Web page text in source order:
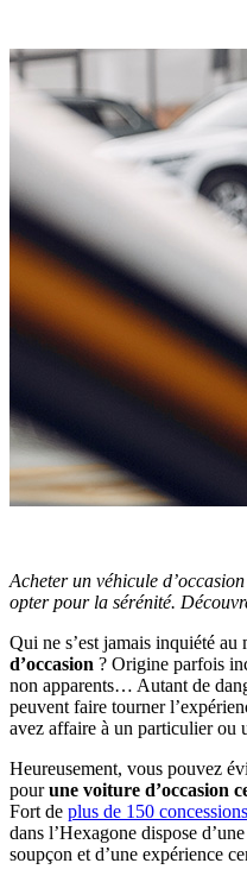
Acheter un véhicule
opter pour la sérénité.
Qui ne s’est jamais inquiété au
d’occasion ? Origine parfois
non apparents… Autant de
peuvent faire tourner
avez affaire à un particulier ou
Heureusement, vous pouvez
pourune voiture d’occasion
Fort de plus de 150 concessions
dans l’Hexagone dispose
soupçon et d’une expérience